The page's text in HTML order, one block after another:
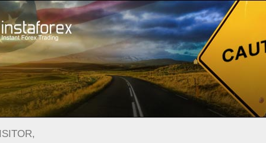
Sobre a InstaForex Notícias da Empresa